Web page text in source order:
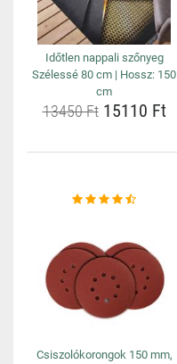
Időtlen nappali szőnyeg
Szélessé 80 cm | Hossz: 150
cm
13450 Ft15110 Ft
Csiszolókorongok 150 mm,